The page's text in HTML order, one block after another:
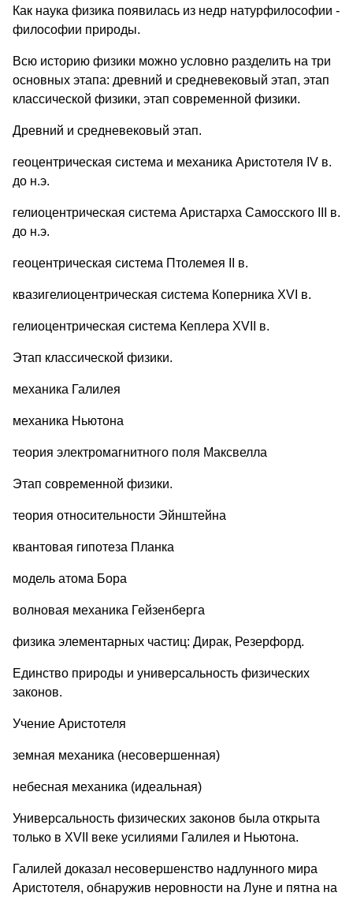
Как наука физика появилась из недр натурфилософии -
философии природы.
Всю историю физики можно условно разделить на три
основных этапа: древний и средневековый этап, этап
классической физики, этап современной физики.
Древний и средневековый этап.
геоцентрическая система и механика Аристотеля IV в.
до н.э.
гелиоцентрическая система Аристарха Самосского III в.
до н.э.
геоцентрическая система Птолемея II в.
квазигелиоцентрическая система Коперника XVI в.
гелиоцентрическая система Кеплера XVII в.
Этап классической физики.
механика Галилея
механика Ньютона
теория электромагнитного поля Максвелла
Этап современной физики.
теория относительности Эйнштейна
квантовая гипотеза Планка
модель атома Бора
волновая механика Гейзенберга
физика элементарных частиц: Дирак, Резерфорд.
Единство природы и универсальность физических
законов.
Учение Аристотеля
земная механика (несовершенная)
небесная механика (идеальная)
Универсальность физических законов была открыта
только в XVII веке усилиями Галилея и Ньютона.
Галилей доказал несовершенство надлунного мира
Аристотеля, обнаружив неровности на Луне и пятна на